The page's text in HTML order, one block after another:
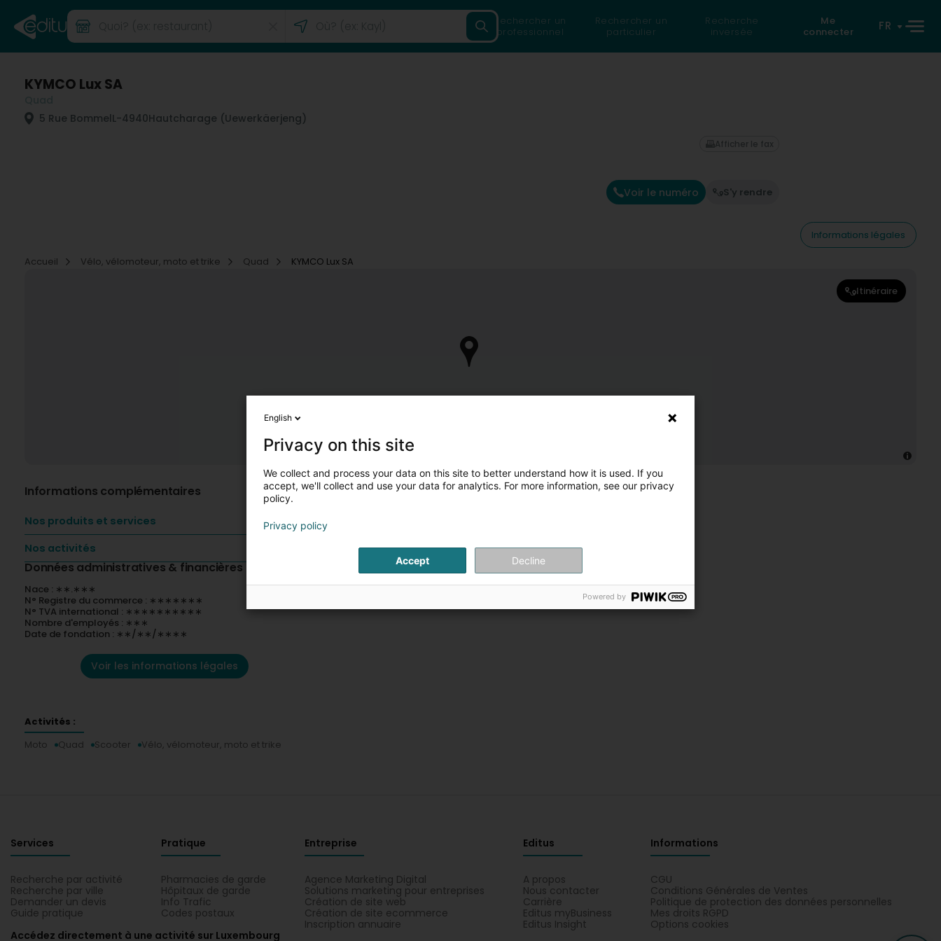
Rechercher un
professionnel
Rechercher un
particulier
Recherche
inversée
Me
connecter
FR
KYMCO Lux SA
5 Rue BommelL-4940Hautcharage (Uewerkäerjeng)
Voir le numéro S'y rendre
Afficher le fax
Informations légales
Accueil
Vélo, vélomoteur, moto et trike Quad KYMCO Lux SA
Itinéraire
Informations complémentaires
Nos produits et services
Nos activités
Données administratives & financières
Nace : ∗∗.∗∗∗
N° Registre du commerce : ∗∗∗∗∗∗∗
N° TVA international : ∗∗∗∗∗∗∗∗∗∗
Nombre d'employés : ∗∗∗
Date de fondation : ∗∗/∗∗/∗∗∗∗
Voir les informations légales
Activités :
Moto
Quad Scooter Vélo, vélomoteur, moto et trike
Services
Recherche par activité
Recherche par ville
Demander un devis
Guide pratique
Pratique
Pharmacies de garde
Hôpitaux de garde
Info Trafic
Codes postaux
Entreprise
Agence Marketing Digital
Solutions marketing pour entreprises
Création de site web
Création de site ecommerce
Inscription annuaire
Editus
A propos
Nous contacter
Carrière
Editus myBusiness
Editus Insight
Informations
CGU
Conditions Générales de Ventes
Politique de protection des données personnelles
Mes droits RGPD
Options cookies
Accédez directement à une activité sur Luxembourg
English
Privacy on this site
We collect and process your data on this site to better understand how it is used. If you
accept, we'll collect and use your data for analytics. For more information, see our privacy
policy.
Privacy policy
Accept Decline
Powered by